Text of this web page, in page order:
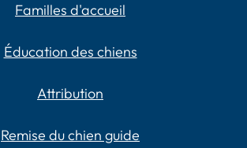
Familles d'accueil
Éducation des chiens
Attribution
Remise du chien guide